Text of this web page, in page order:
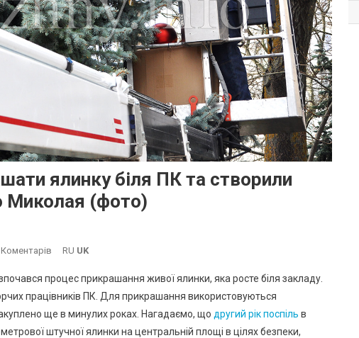
ялинку біля ПК та створили
Миколая (фото)
Коментарів До
Южному
Почали
Прикрашати
Ялинку
RU UK
процес прикрашання живої ялинки, яка росте біля закладу.
працівників ПК. Для прикрашання використовуються
ще в минулих роках. Нагадаємо, що другий рік поспіль в
штучної ялинки на центральній площі в цілях безпеки,